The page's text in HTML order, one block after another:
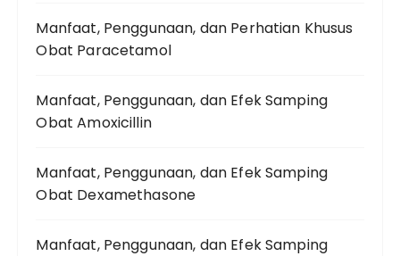
Manfaat, Penggunaan, dan Perhatian Khusus
Obat Paracetamol
Manfaat, Penggunaan, dan Efek Samping
Obat Amoxicillin
Manfaat, Penggunaan, dan Efek Samping
Obat Dexamethasone
Manfaat, Penggunaan, dan Efek Samping